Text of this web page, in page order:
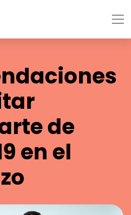
de
en el